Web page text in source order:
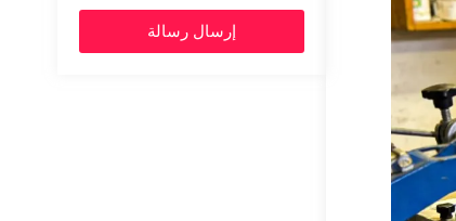
إرسال رسالة